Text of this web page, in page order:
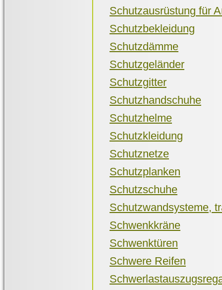
Schutzausrüstung für
Schutzbekleidung
Schutzdämme
Schutzgeländer
Schutzgitter
Schutzhandschuhe
Schutzhelme
Schutzkleidung
Schutznetze
Schutzplanken
Schutzschuhe
Schutzwandsysteme,
Schwenkkräne
Schwenktüren
Schwere Reifen